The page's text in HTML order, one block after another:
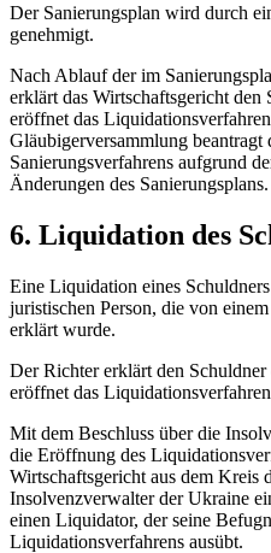
Der Sanierungsplan wird durch
genehmigt.
Nach Ablauf der im
erklärt das Wirtschaftsgericht
eröffnet das
Gläubigerversammlung beantragt
Sanierungsverfahrens aufgrund
Änderungen des Sanierungsplans.
6. Liquidation des
Eine Liquidation eines
juristischen Person, die von
erklärt wurde.
Der Richter erklärt den
eröffnet das
Mit dem Beschluss über die
die Eröffnung des
Wirtschaftsgericht aus dem Kreis
Insolvenzverwalter der Ukraine
einen Liquidator, der seine
Liquidationsverfahrens ausübt.